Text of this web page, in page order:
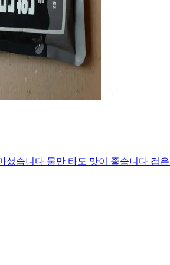
셨습니다 물만 타도 맛이 좋습니다 검